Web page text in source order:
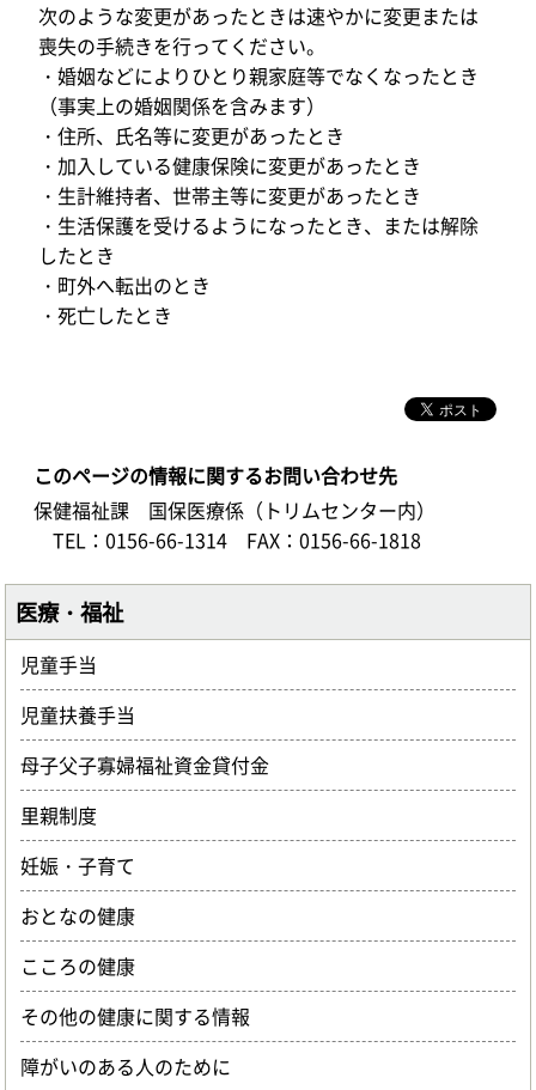
次のような変更があったときは速やかに変更または
喪失の手続きを行ってください。
・婚姻などによりひとり親家庭等でなくなったとき
（事実上の婚姻関係を含みます）
・住所、氏名等に変更があったとき
・加入している健康保険に変更があったとき
・生計維持者、世帯主等に変更があったとき
・生活保護を受けるようになったとき、または解除
したとき
・町外へ転出のとき
・死亡したとき
このページの情報に関するお問い合わせ先
保健福祉課 国保医療係（トリムセンター内）
TEL：0156-66-1314
FAX：0156-66-1818
医療・福祉
児童手当
児童扶養手当
母子父子寡婦福祉資金貸付金
里親制度
妊娠・子育て
おとなの健康
こころの健康
その他の健康に関する情報
障がいのある人のために